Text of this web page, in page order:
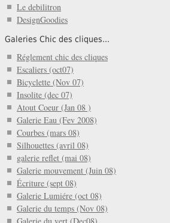
Le debilitron
DesignGoodies
Galeries Chic des cliques...
Réglement chic des cliques
Escaliers (oct07)
Bicyclette (Nov 07)
Insolite (dec 07)
Atout Coeur (Jan 08 )
Galerie Eau (Fev 2008)
Courbes (mars 08)
Silhouettes (avril 08)
galerie reflet (mai 08)
Galerie mouvement (Juin 08)
Écriture (sept 08)
Galerie Lumiére (oct 08)
Galerie du temps (Nov 08)
Galerie du vert (Dec08)